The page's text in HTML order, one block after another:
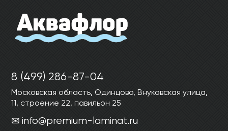
8 (499) 286-87-04
Московская область, Одинцово, Внуковская улица,
11, строение 22, павильон 25
info@premium-laminat.ru